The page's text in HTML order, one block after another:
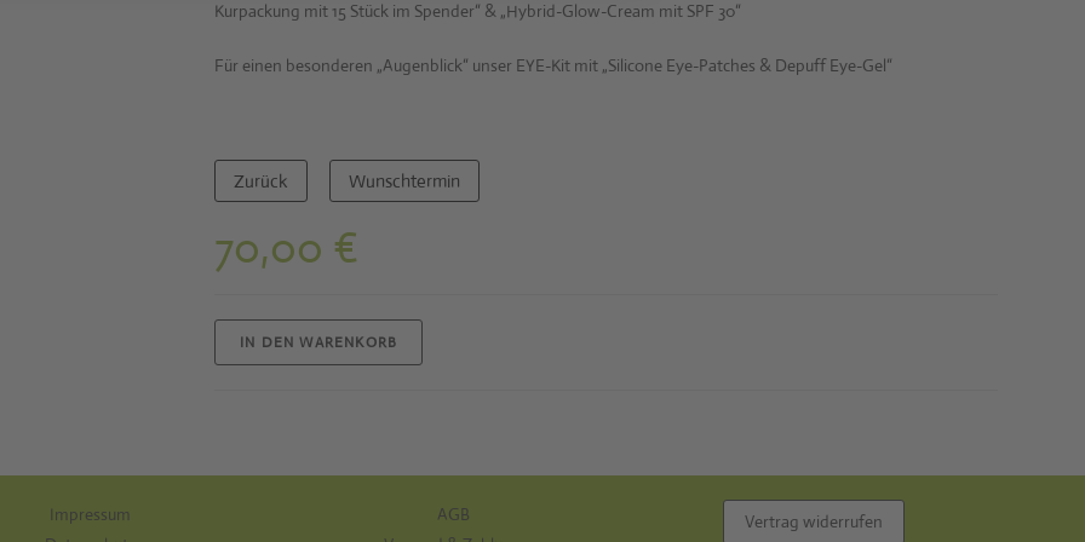
Kurpackung mit 15 Stück im Spender“ & „Hybrid-Glow-Cream mit SPF 30“
Für einen besonderen „Augenblick“ unser EYE-Kit mit „Silicone Eye-Patches & Depuff Eye-Gel“
Zurück Wunschtermin
70,00 €
IN DEN WARENKORB
Impressum
AGB
Vertrag widerrufen